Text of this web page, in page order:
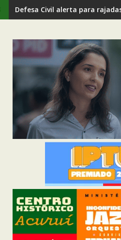
Defesa Civil alerta para